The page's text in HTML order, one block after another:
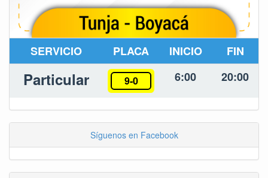
SERVICIO PLACA INICIO FIN
Particular 9-0 6:00 20:00
Síguenos en Facebook